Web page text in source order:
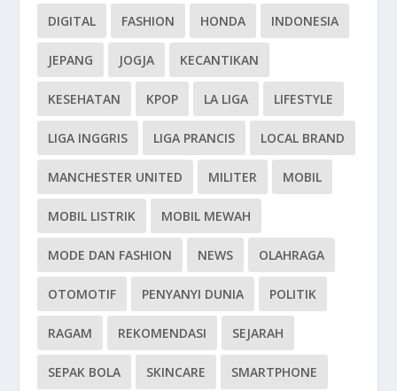
DIGITAL FASHION HONDA INDONESIA
JEPANG JOGJA KECANTIKAN
KESEHATAN KPOP LA LIGA LIFESTYLE
LIGA INGGRIS LIGA PRANCIS LOCAL BRAND
MANCHESTER UNITED MILITER MOBIL
MOBIL LISTRIK MOBIL MEWAH
MODE DAN FASHION NEWS OLAHRAGA
OTOMOTIF PENYANYI DUNIA POLITIK
RAGAM REKOMENDASI SEJARAH
SEPAK BOLA SKINCARE SMARTPHONE